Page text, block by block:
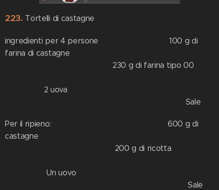
223. Tortelli di castagne
ingredienti per 4 persone 100 g di
farina di castagne
230 g di farina tipo 00
2 uova
Sale
Per il ripieno: 600 g di
castagne
200 g di ricotta
Un uovo
Sale